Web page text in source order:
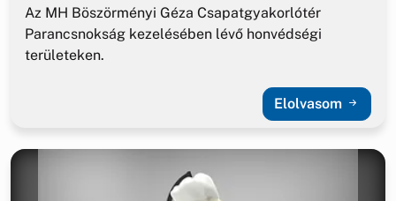
Az MH Böszörményi Géza Csapatgyakorlótér
Parancsnokság kezelésében lévő honvédségi
területeken.
Elolvasom